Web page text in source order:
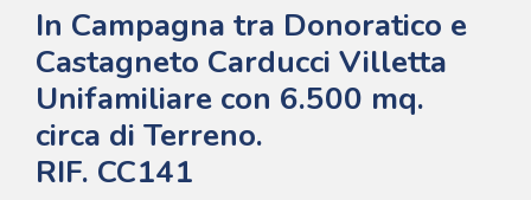
In Campagna tra Donoratico e
Castagneto Carducci Villetta
Unifamiliare con 6.500 mq.
circa di Terreno.
RIF. CC141